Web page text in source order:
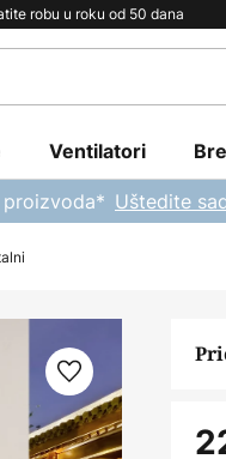
robu u roku od 50 dana
Ventilatori
proizvoda* Uštedite